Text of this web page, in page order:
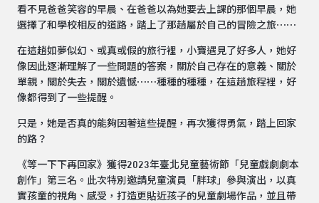
看不見爸爸笑容的早晨、在爸爸以為她要去上課的那個早晨，她
選擇了和學校相反的道路，踏上了那趟屬於自己的冒險之旅⋯⋯
在這趟如夢似幻、或真或假的旅行裡，小寶遇見了好多人，她好
像因此逐漸理解了一些問題的答案，關於自己存在的意義、關於
單親，關於失去，關於遺憾⋯⋯種種的種種，在這趟旅程裡，好
像都得到了一些提醒。
只是，她是否真的能夠因著這些提醒，再次獲得勇氣，踏上回家
的路？
《等一下下再回家》獲得2023年臺北兒童藝術節「兒童戲劇劇本
創作」第三名。此次特別邀請兒童演員「胖球」參與演出，以真
實孩童的視角、感受，打造更貼近孩子的兒童劇場作品，並且帶